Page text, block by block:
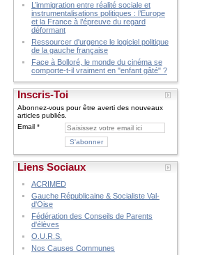
L’immigration entre réalité sociale et
instrumentalisations politiques : l’Europe
et la France à l’épreuve du regard
déformant
Ressourcer d'urgence le logiciel politique
de la gauche française
Face à Bolloré, le monde du cinéma se
comporte-t-il vraiment en "enfant gâté" ?
Inscris-Toi
Abonnez-vous pour être averti des nouveaux
articles publiés.
Email
Liens Sociaux
ACRIMED
Gauche Républicaine & Socialiste Val-
d'Oise
Fédération des Conseils de Parents
d'élèves
O.U.R.S.
Nos Causes Communes